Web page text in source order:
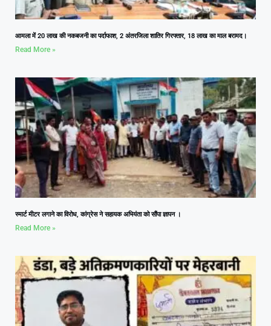
आमला में 20 लाख की नकबजनी का पर्दाफाश, 2 अंतरजिला शातिर गिरफ्तार, 18 लाख का माल बरामद।
Read More »
स्मार्ट मीटर लगाने का विरोध, कांग्रेस ने सहायक अभियंता को सौंपा ज्ञापन ।
Read More »